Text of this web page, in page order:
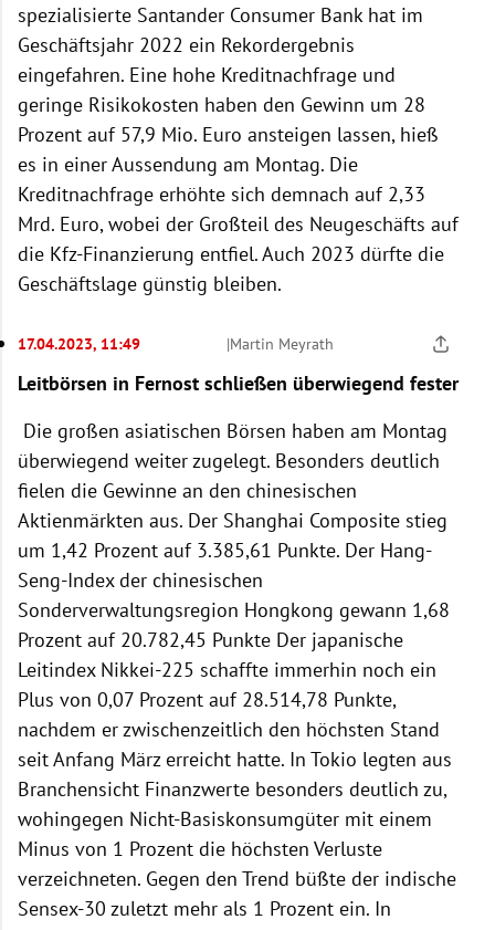
spezialisierte Santander Consumer Bank hat im
Geschäftsjahr 2022 ein Rekordergebnis
eingefahren. Eine hohe Kreditnachfrage und
geringe Risikokosten haben den Gewinn um 28
Prozent auf 57,9 Mio. Euro ansteigen lassen, hieß
es in einer Aussendung am Montag. Die
Kreditnachfrage erhöhte sich demnach auf 2,33
Mrd. Euro, wobei der Großteil des Neugeschäfts auf
die Kfz-Finanzierung entfiel. Auch 2023 dürfte die
Geschäftslage günstig bleiben.
17.04.2023, 11:49 |Martin Meyrath
Leitbörsen in Fernost schließen überwiegend fester
Die großen asiatischen Börsen haben am Montag
überwiegend weiter zugelegt. Besonders deutlich
fielen die Gewinne an den chinesischen
Aktienmärkten aus. Der Shanghai Composite stieg
um 1,42 Prozent auf 3.385,61 Punkte. Der Hang-
Seng-Index der chinesischen
Sonderverwaltungsregion Hongkong gewann 1,68
Prozent auf 20.782,45 Punkte Der japanische
Leitindex Nikkei-225 schaffte immerhin noch ein
Plus von 0,07 Prozent auf 28.514,78 Punkte,
nachdem er zwischenzeitlich den höchsten Stand
seit Anfang März erreicht hatte. In Tokio legten aus
Branchensicht Finanzwerte besonders deutlich zu,
wohingegen Nicht-Basiskonsumgüter mit einem
Minus von 1 Prozent die höchsten Verluste
verzeichneten. Gegen den Trend büßte der indische
Sensex-30 zuletzt mehr als 1 Prozent ein. In